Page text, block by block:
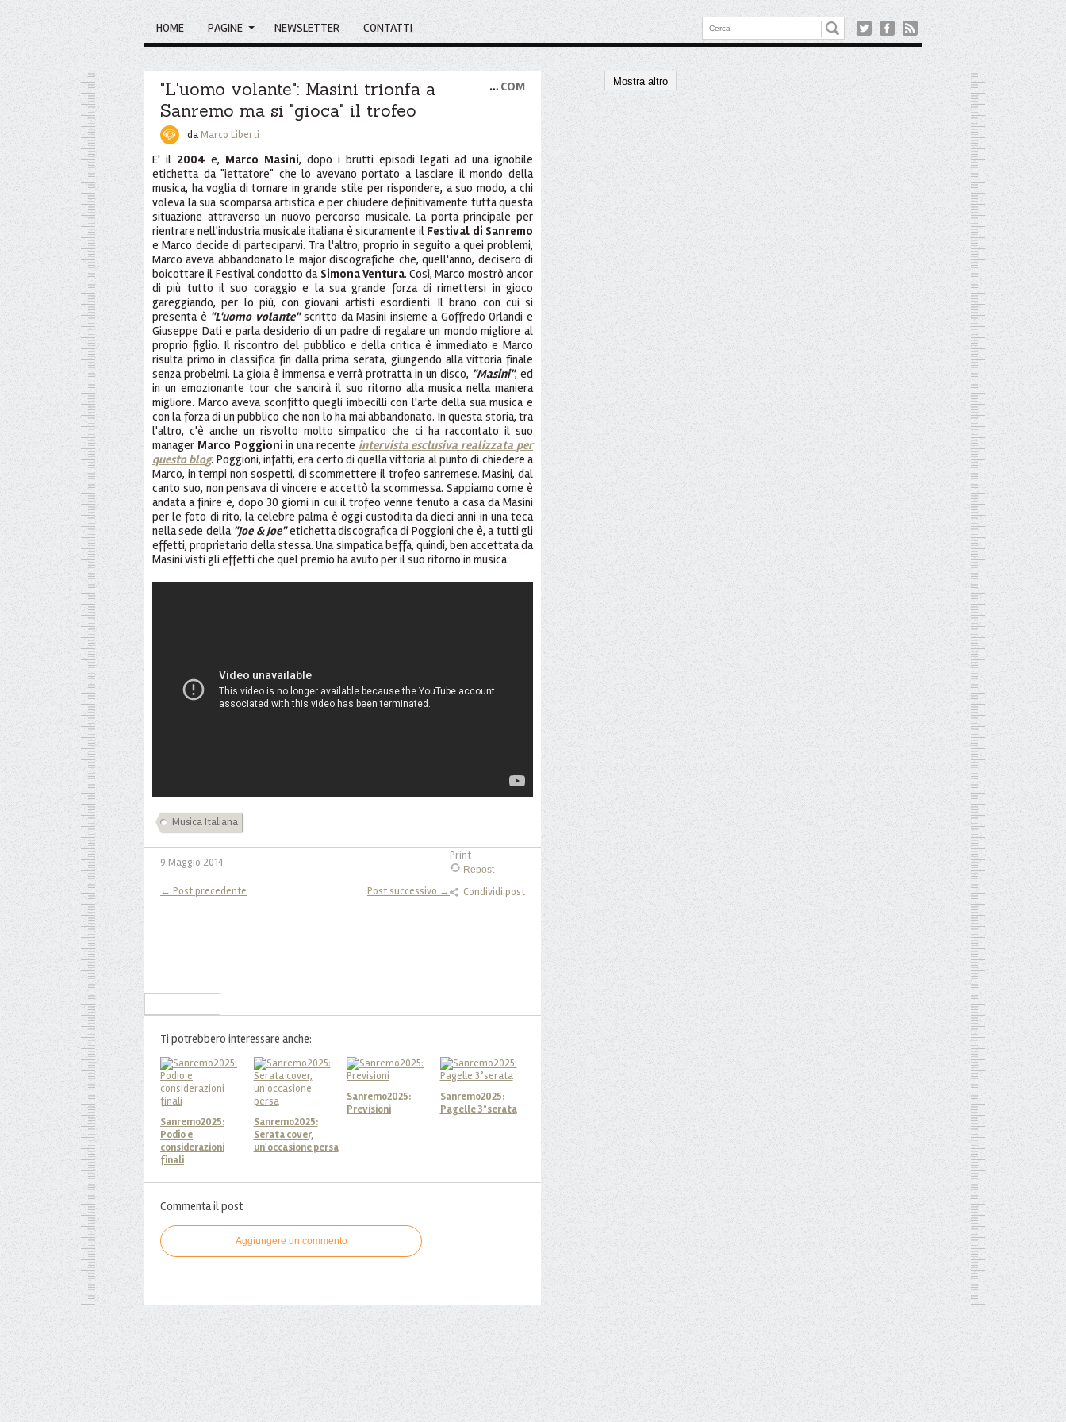
HOME PAGINE NEWSLETTER CONTATTI
"L'uomo volante": Masini trionfa a
Sanremo ma si "gioca" il trofeo
… COM
daMarco Liberti
E' il 2004 e, Marco Masini, dopo i brutti episodi legati ad una ignobile
etichetta da "iettatore" che lo avevano portato a lasciare il mondo della
musica, ha voglia di tornare in grande stile per rispondere, a suo modo, a chi
voleva la sua scomparsa artistica e per chiudere definitivamente tutta questa
situazione attraverso un nuovo percorso musicale. La porta principale per
rientrare nell'industria musicale italiana è sicuramente il Festival di Sanremo
e Marco decide di parteciparvi. Tra l'altro, proprio in seguito a quei problemi,
Marco aveva abbandonato le major discografiche che, quell'anno, decisero di
boicottare il Festival condotto da Simona Ventura. Così, Marco mostrò ancor
di più tutto il suo coraggio e la sua grande forza di rimettersi in gioco
gareggiando, per lo più, con giovani artisti esordienti. Il brano con cui si
presenta è "L'uomo volante"scritto da Masini insieme a Goffredo Orlandi e
Giuseppe Dati e parla desiderio di un padre di regalare un mondo migliore al
proprio figlio. Il riscontro del pubblico e della critica è immediato e Marco
risulta primo in classifica fin dalla prima serata, giungendo alla vittoria finale
senza probelmi. La gioia è immensa e verrà protratta in un disco, "Masini", ed
in un emozionante tour che sancirà il suo ritorno alla musica nella maniera
migliore. Marco aveva sconfitto quegli imbecilli con l'arte della sua musica e
con la forza di un pubblico che non lo ha mai abbandonato. In questa storia, tra
l'altro, c'è anche un risvolto molto simpatico che ci ha raccontato il suo
manager Marco Poggioni in una recente intervista esclusiva realizzata per
questo blog. Poggioni, infatti, era certo di quella vittoria al punto di chiedere a
Marco, in tempi non sospetti, di scommettere il trofeo sanremese. Masini, dal
canto suo, non pensava di vincere e accettò la scommessa. Sappiamo come è
andata a finire e, dopo 30 giorni in cui il trofeo venne tenuto a casa da Masini
per le foto di rito, la celebre palma è oggi custodita da dieci anni in una teca
nella sede della "Joe & Joe"etichetta discografica di Poggioni che è, a tutti gli
effetti, proprietario della stessa. Una simpatica beffa, quindi, ben accettata da
Masini visti gli effetti che quel premio ha avuto per il suo ritorno in musica.
Musica Italiana
9 Maggio 2014
Print
Repost
Condividi post
← Post precedente Post successivo →
Ti potrebbero interessare anche:
Sanremo2025:
Podio e
considerazioni
finali
Sanremo2025:
Serata cover,
un'occasione persa
Sanremo2025:
Previsioni
Sanremo2025:
Pagelle 3°serata
Commenta il post
Aggiungere un commento
Mostra altro